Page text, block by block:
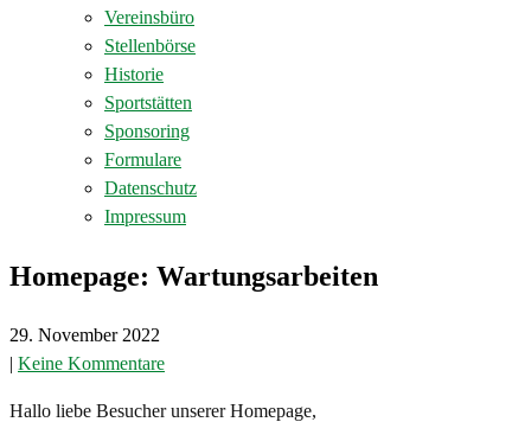
Vereinsbüro
Stellenbörse
Historie
Sportstätten
Sponsoring
Formulare
Datenschutz
Impressum
Homepage: Wartungsarbeiten
29. November 2022
| Keine Kommentare
Hallo liebe Besucher unserer Homepage,